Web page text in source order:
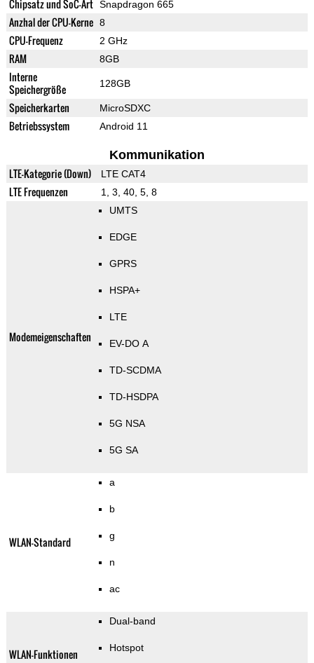
Chipsatz und SoC-Art Snapdragon 665
Anzhal der CPU-Kerne 8
CPU-Frequenz 2 GHz
RAM 8GB
Interne
Speichergröße
128GB
Speicherkarten MicroSDXC
Betriebssystem Android 11
Kommunikation
LTE-Kategorie (Down) LTE CAT4
LTE Frequenzen 1, 3, 40, 5, 8
Modemeigenschaften
UMTS
EDGE
GPRS
HSPA+
LTE
EV-DO A
TD-SCDMA
TD-HSDPA
5G NSA
5G SA
WLAN-Standard
a
b
g
n
ac
WLAN-Funktionen
Dual-band
Hotspot